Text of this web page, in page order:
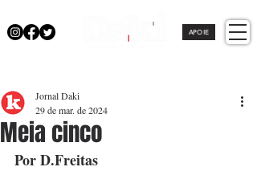
APOIE
Meia cinco
Jornal Daki
29 de mar. de 2024
Por D.Freitas